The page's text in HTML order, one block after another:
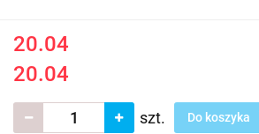
20.04
20.04
szt. Do koszyka